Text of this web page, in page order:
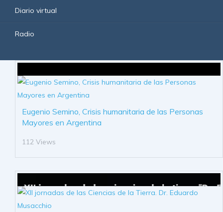
Diario virtual
Radio
Eugenio Semino, Crisis humanitaria de las Personas
Mayores en Argentina
112 Views